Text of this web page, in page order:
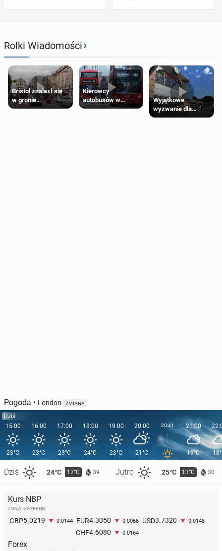
Rolki Wiadomości›
Bristol znalazł się
w gronie
najlepszych
Kierowcy
autobusów w
Londynie
Wyjątkowe
wyzwanie dla
posiadaczy kart
Pogoda • London ZMIANA
Dziś
15:00
23°C
Dziś 24°C 12°C 39 Jutro 25°C 13°C 30
16:00
23°C
17:00
23°C
18:00
24°C
19:00
23°C
20:00
21°C
20:41 21:00
19°C
Kurs NBP
Z DNIA: 6 SIERPNIA
GBP5.0219 -0.0144 EUR4.3050 -0.0068 USD3.7320 -0.0148
CHF4.6080 -0.0164
Forex